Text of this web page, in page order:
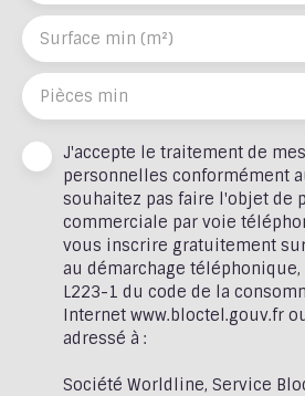
Surface min (m²)
Pièces min
J'accepte le traitement de
personnelles conformément
souhaitez pas faire l'objet de
commerciale par voie
vous inscrire gratuitement
au démarchage
L223-1 du code de la
Internet www.bloctel.gouv.fr
adressé à :
Société Worldline, Service